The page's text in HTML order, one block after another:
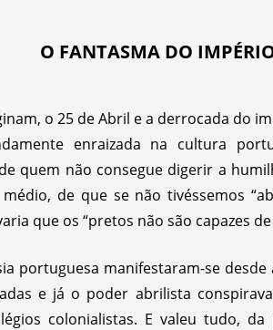
O FANTASMA DO
o 25 de Abril e a derrocada do
enraizada na cultura
quem não consegue digerir a
de que se não tivéssemos
que os “pretos não são capazes
portuguesa manifestaram-se
e já o poder abrilista
colonialistas. E valeu tudo,